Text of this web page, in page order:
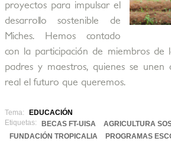
proyectos para impulsar el
desarrollo sostenible de
Miches. Hemos contado
con la participación de miembros de
padres y maestros, quienes se
real el futuro que queremos.
Tema:
EDUCACIÓN
Etiquetas:
BECAS FT-UISA
AGRICULTURA
FUNDACIÓN TROPICALIA
PROGRAMAS